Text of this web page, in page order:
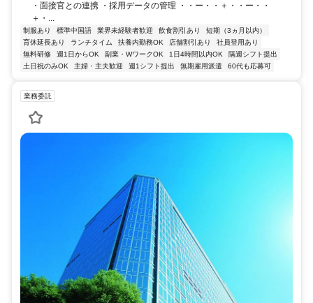
・面接官との連携 ・採用データの管理 ・・ー・・＋・・ー・・
＋・...
制服あり 標準中国語 業界未経験者歓迎 飲食割引あり
短期（3ヵ月以内）
育休延長あり
ランチタイム 扶養内勤務OK 店舗割引あり
社員登用あり
無料研修
週1日からOK 副業・WワークOK 1日4時間以内OK
隔週シフト提出
土日祝のみOK
主婦・主夫歓迎 週1シフト提出 無期雇用派遣 60代も応募可
業務委託